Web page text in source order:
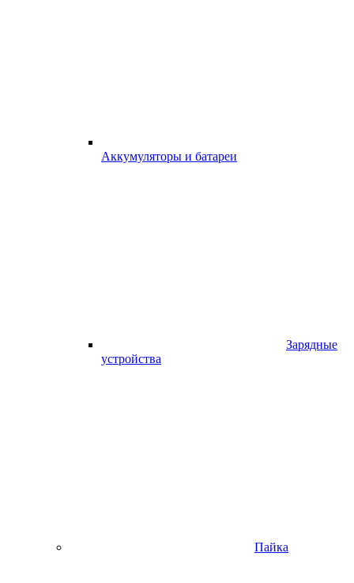
Аккумуляторы и батареи
Зарядные
устройства
Пайка